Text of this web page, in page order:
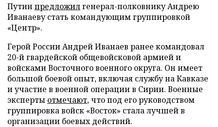
Путин предложилгенерал-полковнику Андрею
Иванаеву стать командующим группировкой
«Центр».
Герой России Андрей Иванаев ранее командовал
20-й гвардейской общевойсковой армией и
войсками Восточного военного округа. Он имеет
большой боевой опыт, включая службу на Кавказе
и участие в военной операции в Сирии. Военные
эксперты отмечают, что под его руководством
группировка войск «Восток» стала лучшей в
организации боевых действий.